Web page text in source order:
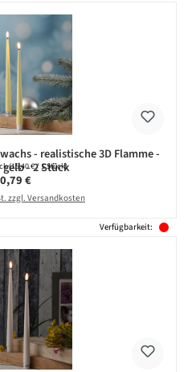
- realistische 3D Flamme -
gelb - 2 Stück
(15,40 € / 1 Stück)
Preis:
€
zzgl. Versandkosten
Verfügbarkeit: